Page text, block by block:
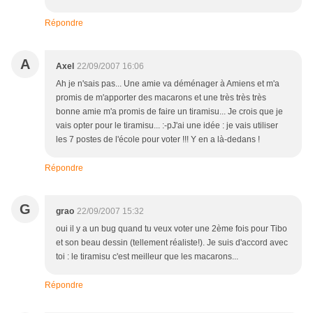
Répondre
A Axel 22/09/2007 16:06
Ah je n'sais pas... Une amie va déménager à Amiens et m'a
promis de m'apporter des macarons et une très très très
bonne amie m'a promis de faire un tiramisu... Je crois que je
vais opter pour le tiramisu... :-pJ'ai une idée : je vais utiliser
les 7 postes de l'école pour voter !!! Y en a là-dedans !
Répondre
G grao 22/09/2007 15:32
oui il y a un bug quand tu veux voter une 2ème fois pour Tibo
et son beau dessin (tellement réaliste!). Je suis d'accord avec
toi : le tiramisu c'est meilleur que les macarons...
Répondre